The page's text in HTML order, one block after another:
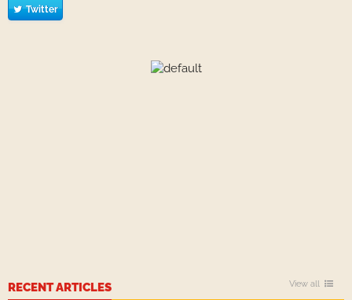
Twitter
RECENT ARTICLES View all